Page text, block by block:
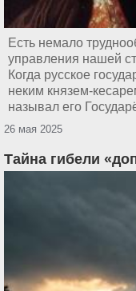
Есть немало
управления нашей
Когда русское
неким князем-
называл его
26 мая 2025
Тайна гибели